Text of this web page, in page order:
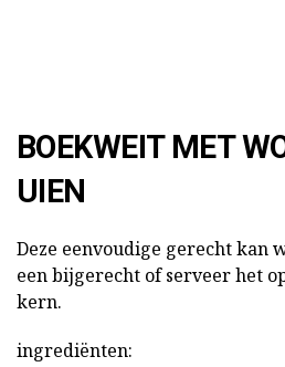
BOEKWEIT MET
UIEN
Deze eenvoudige gerecht kan
een bijgerecht of serveer het
kern.
ingrediënten: